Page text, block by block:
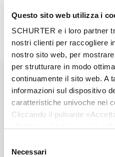
Questo sito web utilizza i
SCHURTER e i loro partner
nostri clienti per raccogliere
nostro sito web, per
per strutturare in modo
continuamente il sito web. A
informazioni sul dispositivo
caratteristiche univoche nei
Cliccando il pulsante
momento cliccando su
delNecessari
Detailed request for product
Details T9-818
Rated Voltage AC
Rated Voltage DC
Rated current